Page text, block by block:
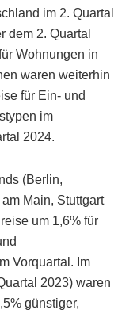
im 2. Quartal
dem 2. Quartal
Wohnungen in
waren weiterhin
für Ein- und
im
2024.
(Berlin,
Main, Stuttgart
um 1,6% für
Vorquartal. Im
2023) waren
günstiger,